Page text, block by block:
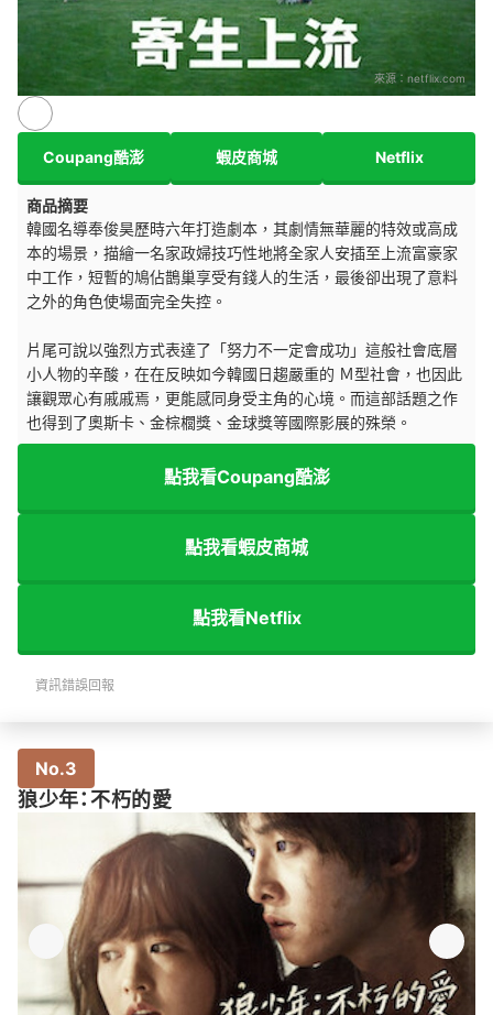
來源： netflix.com
Coupang酷澎 蝦皮商城 Netflix
商品摘要
韓國名導奉俊昊歷時六年打造劇本，其劇情無華麗的特效或高成
本的場景，描繪一名家政婦技巧性地將全家人安插至上流富豪家
中工作，短暫的鳩佔鵲巢享受有錢人的生活，最後卻出現了意料
之外的角色使場面完全失控。
片尾可說以強烈方式表達了「努力不一定會成功」這般社會底層
小人物的辛酸，在在反映如今韓國日趨嚴重的 Ｍ型社會，也因此
讓觀眾心有戚戚焉，更能感同身受主角的心境。而這部話題之作
也得到了奧斯卡、金棕櫚獎、金球獎等國際影展的殊榮。
點我看Coupang酷澎
點我看蝦皮商城
點我看Netflix
資訊錯誤回報
No.3
狼少年：不朽的愛